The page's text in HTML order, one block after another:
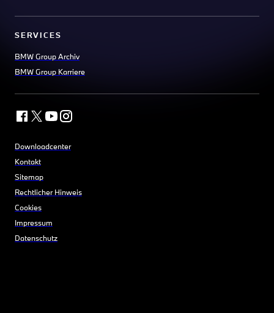
SERVICES
BMW Group Archiv
BMW Group Karriere
Downloadcenter
Kontakt
Sitemap
Rechtlicher Hinweis
Cookies
Impressum
Datenschutz